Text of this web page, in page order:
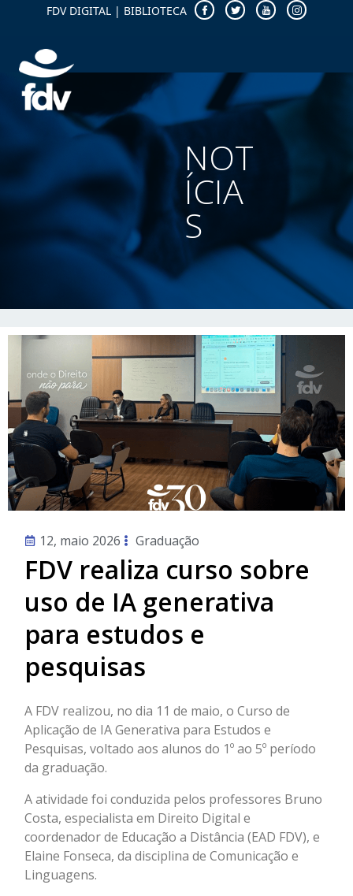
FDV DIGITAL | BIBLIOTECA
NOT
ÍCIA
S
12, maio 2026 Graduação
FDV realiza curso sobre
uso de IA generativa
para estudos e
pesquisas
A FDV realizou, no dia 11 de maio, o Curso de
Aplicação de IA Generativa para Estudos e
Pesquisas, voltado aos alunos do 1º ao 5º período
da graduação.
A atividade foi conduzida pelos professores Bruno
Costa, especialista em Direito Digital e
coordenador de Educação a Distância (EAD FDV), e
Elaine Fonseca, da disciplina de Comunicação e
Linguagens.